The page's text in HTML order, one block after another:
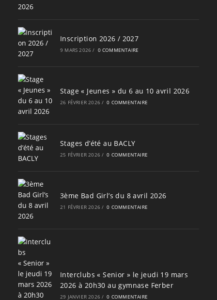
Inscription 2026 / 2027
9 MARS 2026 / 0 COMMENTAIRE
Stage « Jeunes » du 6 au 10 avril 2026
26 FÉVRIER 2026 / 0 COMMENTAIRE
Stages d’été au BACLY
25 FÉVRIER 2026 / 0 COMMENTAIRE
3ème Bad Girl’s du 8 avril 2026
21 FÉVRIER 2026 / 0 COMMENTAIRE
Interclubs « Senior » le jeudi 19 mars
2026 à 20h30 au gymnase Ferber
29 JANVIER 2026 / 0 COMMENTAIRE